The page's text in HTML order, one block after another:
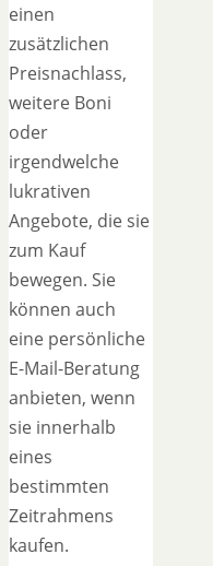
einen
zusätzlichen
Preisnachlass,
weitere Boni
oder
irgendwelche
lukrativen
Angebote, die sie
zum Kauf
bewegen. Sie
können auch
eine persönliche
E-Mail-Beratung
anbieten, wenn
sie innerhalb
eines
bestimmten
Zeitrahmens
kaufen.